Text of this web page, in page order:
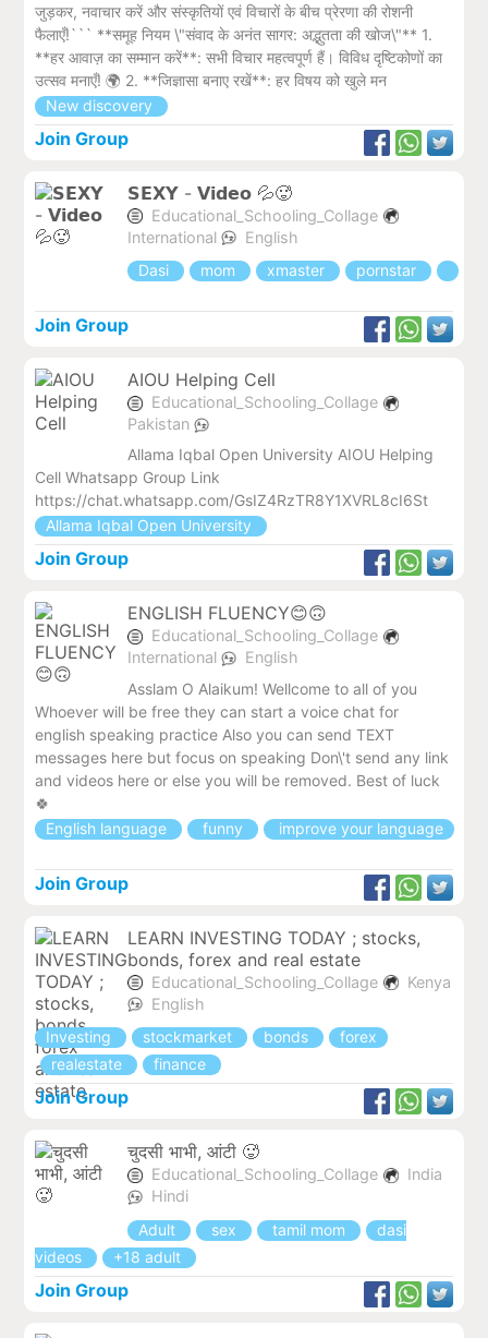
जुड़कर, नवाचार करें और संस्कृतियों एवं विचारों के बीच प्रेरणा की रोशनी
फैलाएँ!``` **समूह नियम \"संवाद के अनंत सागर: अद्भुतता की खोज\"** 1.
**हर आवाज़ का सम्मान करें**: सभी विचार महत्वपूर्ण हैं। विविध दृष्टिकोणों का
उत्सव मनाएँ! 🌍 2. **जिज्ञासा बनाए रखें**: हर विषय को खुले मन
New discovery
Join Group
𝗦𝗘𝗫𝗬 - 𝗩𝗶𝗱𝗲𝗼 💦🥵
Educational_Schooling_Collage
International
English
Dasi
mom xmaster pornstar
Join Group
AIOU Helping Cell
Educational_Schooling_Collage
Pakistan
Allama Iqbal Open University AIOU Helping
Cell Whatsapp Group Link
https://chat.whatsapp.com/GsIZ4RzTR8Y1XVRL8cI6St
Allama Iqbal Open University
Join Group
ENGLISH FLUENCY😊🙃
Educational_Schooling_Collage
International
English
Asslam O Alaikum! Wellcome to all of you
Whoever will be free they can start a voice chat for
english speaking practice Also you can send TEXT
messages here but focus on speaking Don\'t send any link
and videos here or else you will be removed. Best of luck
🍀
English language
funny improve your language
Join Group
LEARN INVESTING TODAY ; stocks,
bonds, forex and real estate
Educational_Schooling_Collage
Kenya
English
Investing
stockmarket bonds
forex
realestate
finance
Join Group
चुदसी भाभी, आंटी 🥵
Educational_Schooling_Collage
India
Hindi
Adult
sex tamil mom
dasi
videos
+18 adult
Join Group